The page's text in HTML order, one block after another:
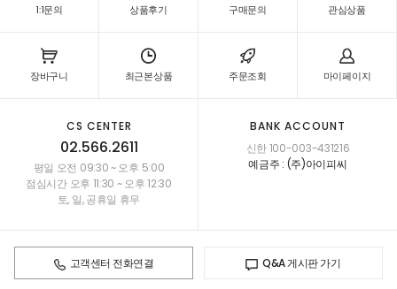
1:1문의 상품후기 구매문의 관심상품
장바구니 최근본상품 주문조회 마이페이지
CS CENTER
02.566.2611
평일 오전 09:30 ~ 오후 5:00
점심시간 오후 11:30 ~ 오후 12:30
토, 일, 공휴일 휴무
BANK ACCOUNT
신한 100-003-431216
예금주 : (주)아이피씨
고객센터 전화연결 Q&A 게시판 가기